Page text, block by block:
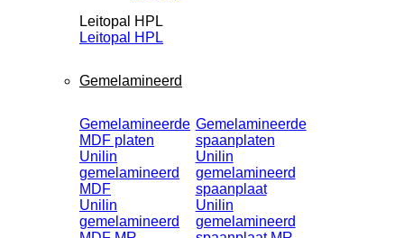
Leitopal HPL
Leitopal HPL
Gemelamineerd
Gemelamineerde
MDF platen
Unilin
gemelamineerd
MDF
Unilin
gemelamineerd
Gemelamineerde
spaanplaten
Unilin
gemelamineerd
spaanplaat
Unilin
gemelamineerd